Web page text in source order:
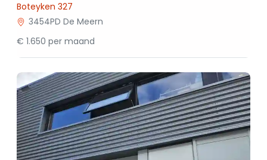
Boteyken 327
3454PD De Meern
€ 1.650 per maand